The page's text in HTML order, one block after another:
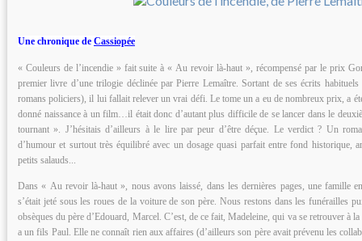
Une chronique de Cassiopée
« Couleurs de l’incendie » fait suite à « Au revoir là-haut », récompensé par le prix
premier livre d’une trilogie déclinée par Pierre Lemaître. Sortant de ses écrits
romans policiers), il lui fallait relever un vrai défi. Le tome un a eu de nombreux prix, a
donné naissance à un film…il était donc d’autant plus difficile de se lancer dans le
tournant ». J’hésitais d’ailleurs à le lire par peur d’être déçue. Le verdict ? Un
d’humour et surtout très équilibré avec un dosage quasi parfait entre fond historique,
petits salauds...
Dans « Au revoir là-haut », nous avons laissé, dans les dernières pages, une famille
s’était jeté sous les roues de la voiture de son père. Nous restons dans les funérailles
obsèques du père d’Edouard, Marcel. C’est, de ce fait, Madeleine, qui va se retrouver à
a un fils Paul. Elle ne connaît rien aux affaires (d’ailleurs son père avait prévenu les